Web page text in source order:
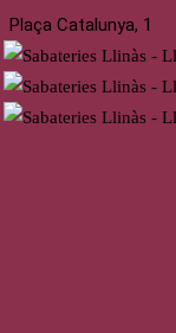
Plaça Catalunya, 1